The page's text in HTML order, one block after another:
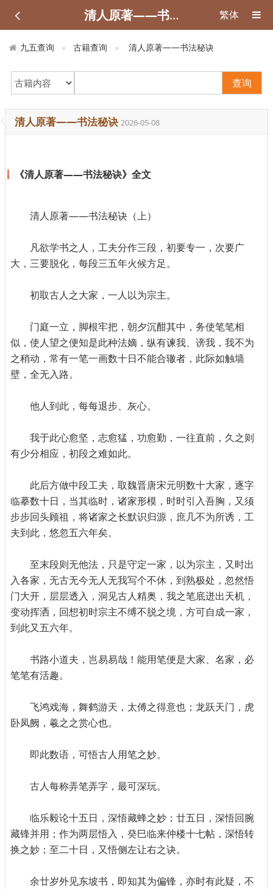
清人原著——书法秘诀 繁体
九五查询 古籍查询 清人原著——书法秘诀
查询
清人原著——书法秘诀 2026-05-08
《清人原著——书法秘诀》全文
清人原著——书法秘诀（上）
凡欲学书之人，工夫分作三段，初要专一，次要广
大，三要脱化，每段三五年火候方足。
初取古人之大家，一人以为宗主。
门庭一立，脚根牢把，朝夕沉酣其中，务使笔笔相
似，使人望之便知是此种法嫡，纵有谏我、谤我，我不为
之稍动，常有一笔一画数十日不能合辙者，此际如触墙
壁，全无入路。
他人到此，每每退步、灰心。
我于此心愈坚，志愈猛，功愈勤，一往直前，久之则
有少分相应，初段之难如此。
此后方做中段工夫，取魏晋唐宋元明数十大家，逐字
临摹数十日，当其临时，诸家形模，时时引入吾胸，又须
步步回头顾祖，将诸家之长默识归源，庶几不为所诱，工
夫到此，悠忽五六年矣。
至末段则无他法，只是守定一家，以为宗主，又时出
入各家，无古无今无人无我写个不休，到熟极处，忽然悟
门大开，层层透入，洞见古人精奥，我之笔底迸出天机，
变动挥洒，回想初时宗主不缚不脱之境，方可自成一家，
到此又五六年。
书路小道夫，岂易易哉！能用笔便是大家、名家，必
笔笔有活趣。
飞鸿戏海，舞鹤游天，太傅之得意也；龙跃天门，虎
卧凤阙，羲之之赏心也。
即此数语，可悟古人用笔之妙。
古人每称弄笔弄字，最可深玩。
临乐毅论十五日，深悟藏蜂之妙；廿五日，深悟回腕
藏锋并用；作为两层悟入，癸巳临来仲楼十七帖，深悟转
换之妙；至二十日，又悟侧左让右之诀。
余廿岁外见东坡书，即知其为偏锋，亦时有此疑，不